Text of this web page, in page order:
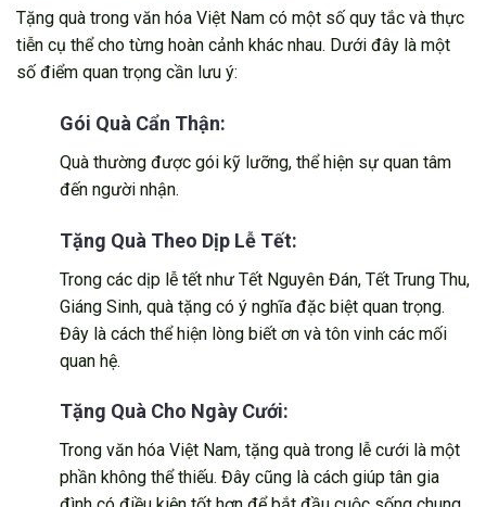
Tặng quà trong văn hóa Việt Nam có một số quy tắc và thực
tiễn cụ thể cho từng hoàn cảnh khác nhau. Dưới đây là một
số điểm quan trọng cần lưu ý:
Gói Quà Cẩn Thận:
Quà thường được gói kỹ lưỡng, thể hiện sự quan tâm
đến người nhận.
Tặng Quà Theo Dịp Lễ Tết:
Trong các dịp lễ tết như Tết Nguyên Đán, Tết Trung Thu,
Giáng Sinh, quà tặng có ý nghĩa đặc biệt quan trọng.
Đây là cách thể hiện lòng biết ơn và tôn vinh các mối
quan hệ.
Tặng Quà Cho Ngày Cưới:
Trong văn hóa Việt Nam, tặng quà trong lễ cưới là một
phần không thể thiếu. Đây cũng là cách giúp tân gia